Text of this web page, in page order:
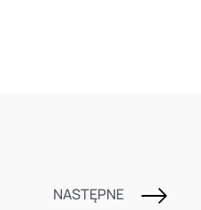
NASTĘPNE